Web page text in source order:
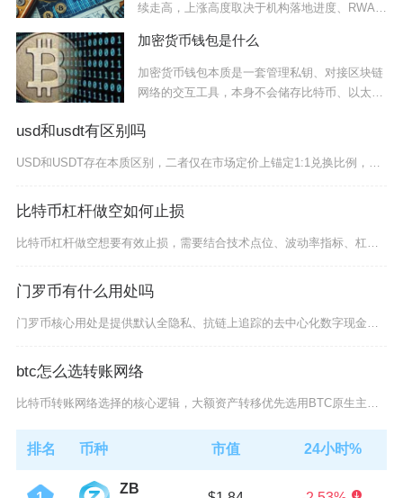
续走高，上涨高度取决于机构落地进度、RWA业
加密货币钱包是什么
加密货币钱包本质是一套管理私钥、对接区块链
网络的交互工具，本身不会储存比特币、以太坊
usd和usdt有区别吗
USD和USDT存在本质区别，二者仅在市场定价上锚定1:1兑换比例，发行主体、法律属性、风
比特币杠杆做空如何止损
比特币杠杆做空想要有效止损，需要结合技术点位、波动率指标、杠杆层级配套设置自动化止损订单，
门罗币有什么用处吗
门罗币核心用处是提供默认全隐私、抗链上追踪的去中心化数字现金，依托环签名、隐形地址、环形机
btc怎么选转账网络
比特币转账网络选择的核心逻辑，大额资产转移优先选用BTC原生主网，小额高频流转可选择闪电网
排名 币种 市值 24小时%
ZB